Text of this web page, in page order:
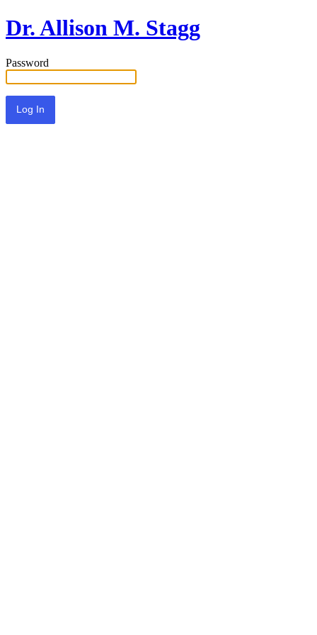
Dr. Allison M. Stagg
Password